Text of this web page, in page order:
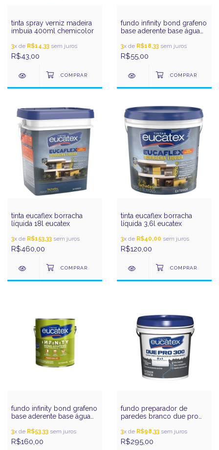
tinta spray verniz madeira
imbuia 400ml chemicolor
3x de R$14,33 sem juros
R$43,00
fundo infinity bond grafeno
base aderente base água
3x de R$18,33 sem juros
R$55,00
tinta eucaflex borracha
líquida 18l eucatex
3x de R$153,33 sem juros
R$460,00
tinta eucaflex borracha
líquida 3,6l eucatex
3x de R$40,00 sem juros
R$120,00
fundo infinity bond grafeno
base aderente base água
3x de R$53,33 sem juros
R$160,00
fundo preparador de
paredes branco due pro
3x de R$98,33 sem juros
R$295,00